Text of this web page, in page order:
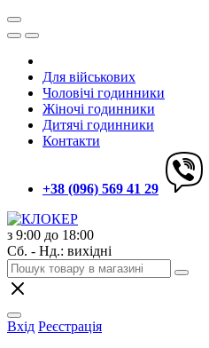
Для військових
Чоловічі годинники
Жіночі годинники
Дитячі годинники
Контакти
+38 (096) 569 41 29
з 9:00 до 18:00
Сб. - Нд.: вихідні
Вхід Реєстрація